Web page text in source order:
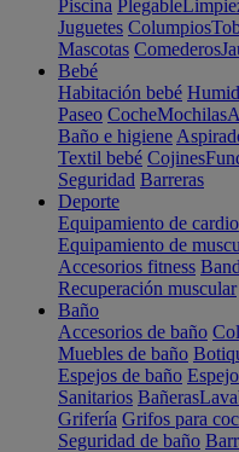
Piscina Plegable
Juguetes Columpios
Mascotas Comederos
Bebé
Habitación bebé
Paseo CocheMochilas
Baño e higiene
Textil bebé Cojines
Seguridad Barreras
Deporte
Equipamiento de cardio
Equipamiento de
Accesorios fitness
Recuperación muscular
Baño
Accesorios de baño
Muebles de baño
Espejos de baño
Sanitarios Bañeras
Grifería Grifos para
Seguridad de baño